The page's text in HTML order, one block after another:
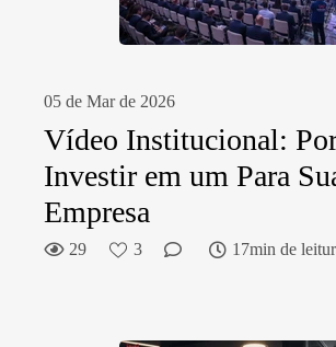
05 de Mar de 2026
Vídeo Institucional:
Investir em um Para
Empresa
29 3 17min de